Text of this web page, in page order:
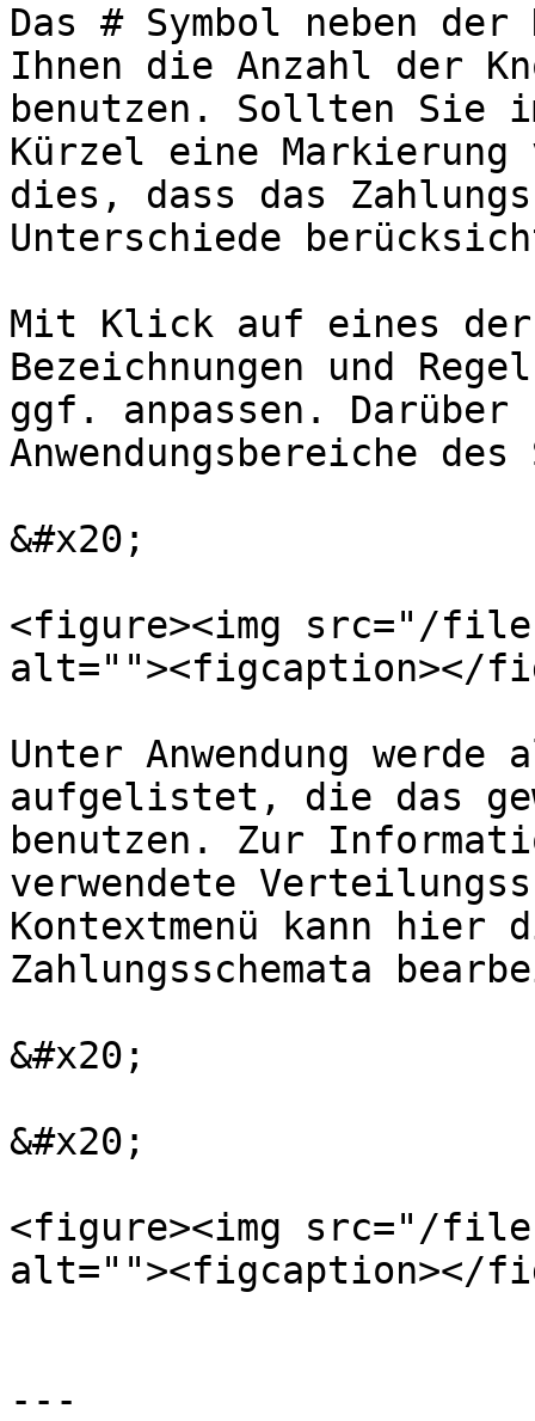
Das # Symbol neben
Ihnen die Anzahl der
benutzen. Sollten Sie
Kürzel eine
dies, dass das
Unterschiede
Mit Klick auf eines der
Bezeichnungen und
ggf. anpassen. Darüber
Anwendungsbereiche
&#x20;
<figure><img src="/
alt=""><figcaption></
Unter Anwendung
aufgelistet, die das
benutzen. Zur
verwendete
Kontextmenü kann hier
Zahlungsschemata
&#x20;
&#x20;
<figure><img src="/
alt=""><figcaption></
---